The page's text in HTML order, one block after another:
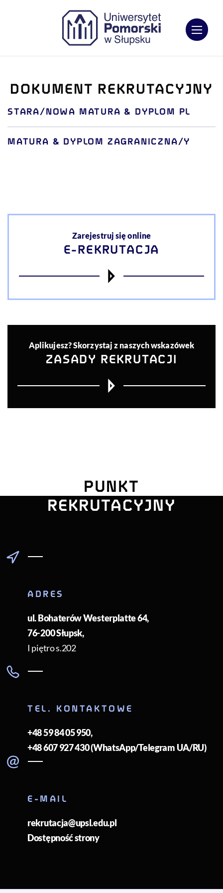
Otwórz
DOKUMENT REKRUTACYJNY
STARA/NOWA MATURA & DYPLOM PL
MATURA & DYPLOM ZAGRANICZNA/Y
Akcje
Zarejestruj się online
E-REKRUTACJA
Aplikujesz? Skorzystaj z naszych wskazówek
ZASADY REKRUTACJI
POMORSKI
PUNKT
REKRUTACYJNY
ADRES
ul. Bohaterów Westerplatte 64,
76-200Słupsk,
I piętro s.202
TEL. KONTAKTOWE
+48 59 84 05 950,
+48 607 927 430 (WhatsApp/Telegram UA/RU)
E-MAIL
rekrutacja@upsl.edu.pl
Dostępność strony